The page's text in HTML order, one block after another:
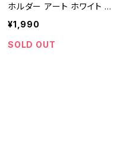
ホルダー アート ホワイト ピ
ンク CDST003
¥1,990
SOLD OUT